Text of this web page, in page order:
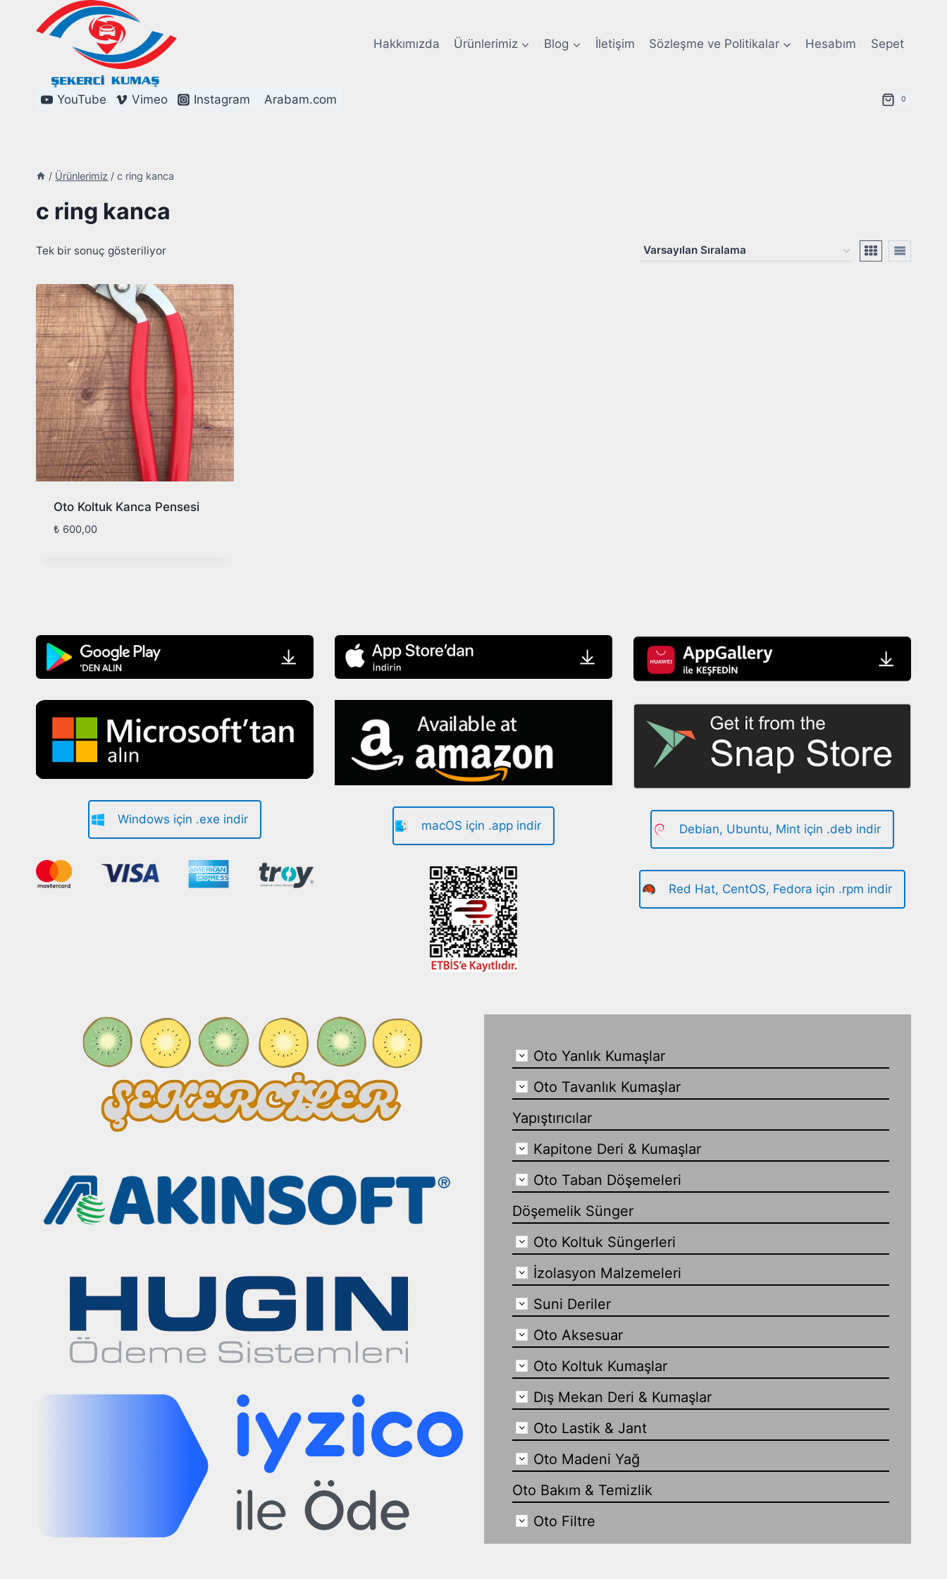
Hakkımızda Ürünlerimiz Blog İletişim Sözleşme ve Politikalar Hesabım Sepet
YouTube Vimeo Instagram Arabam.com 0
/ Ürünlerimiz / c ring kanca
c ring kanca
Tek bir sonuç gösteriliyor
Oto Koltuk Kanca Pensesi
₺ 600,00
Windows için .exe indir macOS için .app indir Debian, Ubuntu, Mint için .deb indir
Red Hat, CentOS, Fedora için .rpm indir
Oto Yanlık Kumaşlar
Oto Tavanlık Kumaşlar
Yapıştırıcılar
Kapitone Deri & Kumaşlar
Oto Taban Döşemeleri
Döşemelik Sünger
Oto Koltuk Süngerleri
İzolasyon Malzemeleri
Suni Deriler
Oto Aksesuar
Oto Koltuk Kumaşlar
Dış Mekan Deri & Kumaşlar
Oto Lastik & Jant
Oto Madeni Yağ
Oto Bakım & Temizlik
Oto Filtre